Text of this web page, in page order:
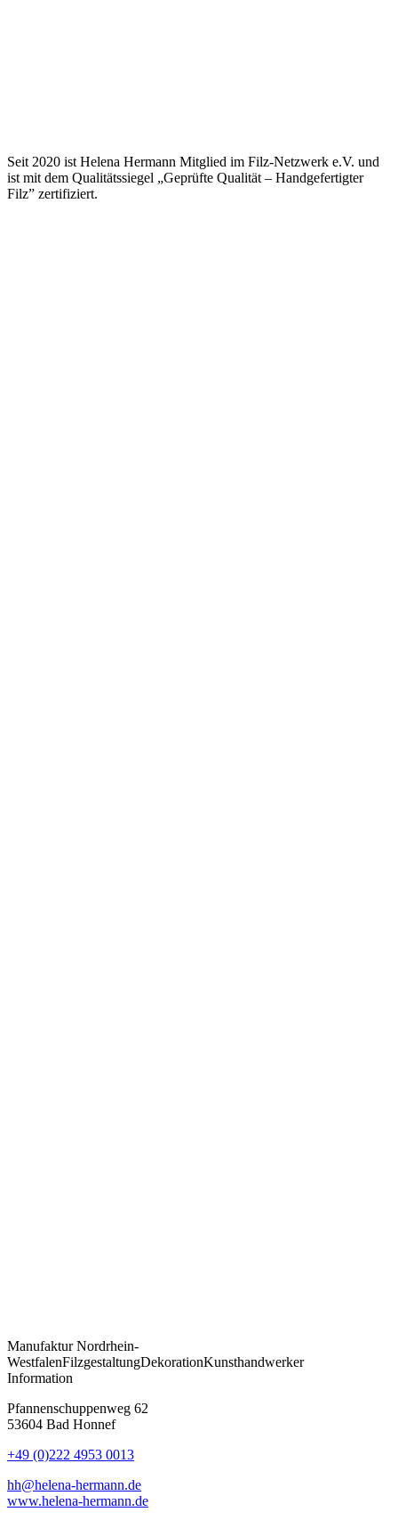
Seit 2020 ist Helena Hermann Mitglied im Filz-Netzwerk e.V. und
ist mit dem Qualitätssiegel „Geprüfte Qualität – Handgefertigter
Filz” zertifiziert.
Manufaktur Nordrhein-
WestfalenFilzgestaltungDekorationKunsthandwerker
Information
Pfannenschuppenweg 62
53604 Bad Honnef
+49 (0)222 4953 0013
hh@helena-hermann.de
www.helena-hermann.de